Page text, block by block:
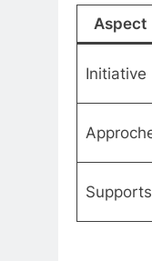
Aspect
Initiative
Supports